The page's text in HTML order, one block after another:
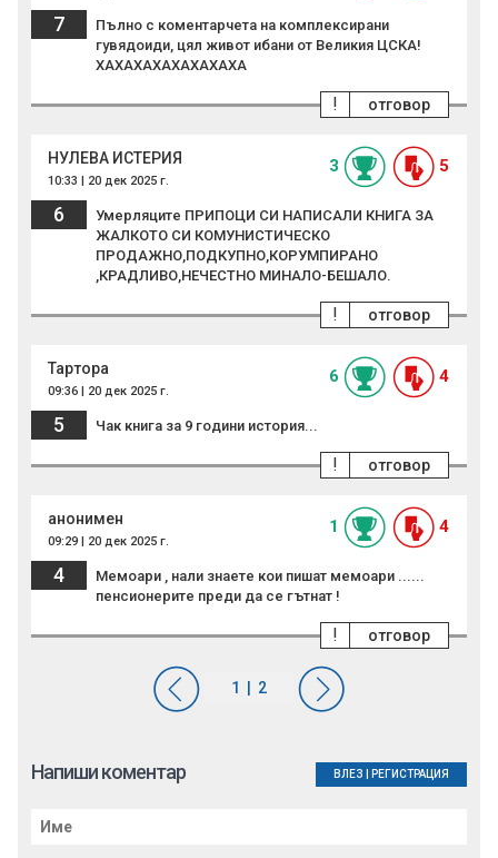
7
Пълно с коментарчета на комплексирани
гувядоиди, цял живот ибани от Великия ЦСКА!
ХАХАХАХАХАХАХАХА
отговор
!
НУЛЕВА ИСТЕРИЯ
10:33 | 20 дек 2025 г.
3 5
6
Умерляците ПРИПОЦИ СИ НАПИСАЛИ КНИГА ЗА
ЖАЛКОТО СИ КОМУНИСТИЧЕСКО
ПРОДАЖНО,ПОДКУПНО,КОРУМПИРАНО
,КРАДЛИВО,НЕЧЕСТНО МИНАЛО-БЕШАЛО.
отговор
!
Тартора
09:36 | 20 дек 2025 г.
6 4
5 Чак книга за 9 години история...
отговор
!
анонимен
09:29 | 20 дек 2025 г.
1 4
4
Мемоари , нали знаете кои пишат мемоари ......
пенсионерите преди да се гътнат !
отговор
!
Напиши коментар ВЛЕЗ РЕГИСТРАЦИЯ